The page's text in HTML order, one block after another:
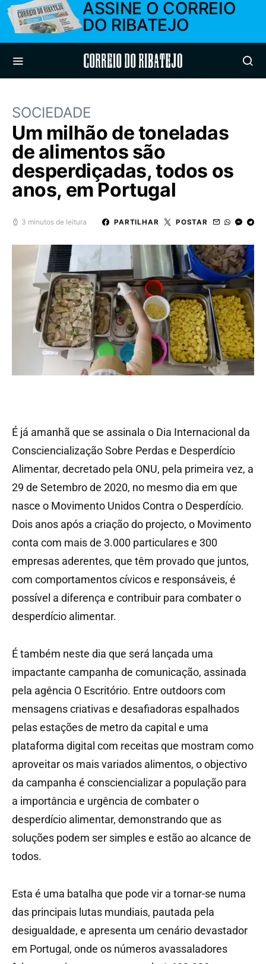
ASSINE O CORREIO
DO RIBATEJO
Correio do Ribatejo
SOCIEDADE
Um milhão de toneladas
de alimentos são
desperdiçadas, todos os
anos, em Portugal
3 minutos de leitura PARTILHAR POSTAR
É já amanhã que se assinala o Dia Internacional da
Consciencialização Sobre Perdas e Desperdício
Alimentar, decretado pela ONU, pela primeira vez, a
29 de Setembro de 2020, no mesmo dia em que
nasce o Movimento Unidos Contra o Desperdício.
Dois anos após a criação do projecto, o Movimento
conta com mais de 3.000 particulares e 300
empresas aderentes, que têm provado que juntos,
com comportamentos cívicos e responsáveis, é
possível a diferença e contribuir para combater o
desperdício alimentar.
É também neste dia que será lançada uma
impactante campanha de comunicação, assinada
pela agência O Escritório. Entre outdoors com
mensagens criativas e desafiadoras espalhados
pelas estações de metro da capital e uma
plataforma digital com receitas que mostram como
aproveitar os mais variados alimentos, o objectivo
da campanha é consciencializar a população para
a importância e urgência de combater o
desperdício alimentar, demonstrando que as
soluções podem ser simples e estão ao alcance de
todos.
Esta é uma batalha que pode vir a tornar-se numa
das principais lutas mundiais, pautada pela
desigualdade, e apresenta um cenário devastador
em Portugal, onde os números avassaladores